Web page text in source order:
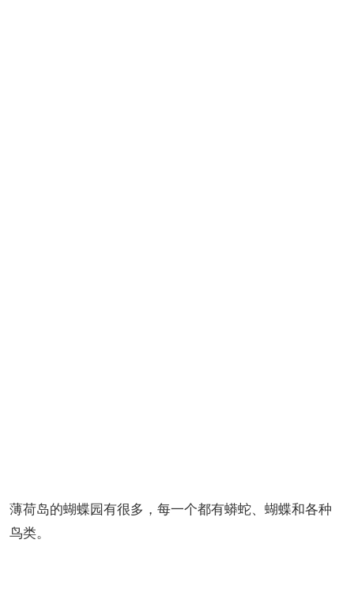
薄荷岛的蝴蝶园有很多，每一个都有蟒蛇、蝴蝶和各种
鸟类。